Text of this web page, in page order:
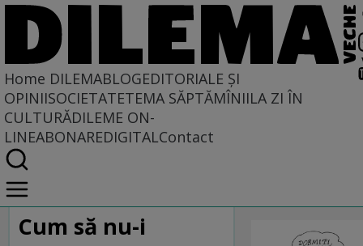
Home DILEMABLOGEDITORIALE ȘI
OPINIISOCIETATETEMA SĂPTĂMÎNIILA ZI ÎN
CULTURĂDILEME ON-
LINEABONAREDIGITALContact
Home
DILEMABLOG
DilemaBlog
Cum să nu-i